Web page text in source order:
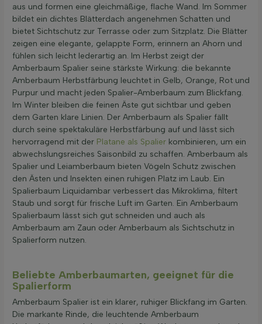
aus und formen eine gleichmäßige, flache Wand. Im Sommer
bildet ein dichtes Blätterdach angenehmen Schatten und
bietet Sichtschutz zur Terrasse oder zum Sitzplatz. Die Blätter
zeigen eine elegante, gelappte Form, erinnern an Ahorn und
fühlen sich leicht lederartig an. Im Herbst zeigt der
Amberbaum Spalier seine stärkste Wirkung: die bekannte
Amberbaum Herbstfärbung leuchtet in Gelb, Orange, Rot und
Purpur und macht jeden Spalier-Amberbaum zum Blickfang.
Im Winter bleiben die feinen Äste gut sichtbar und geben
dem Garten klare Linien. Der Amberbaum als Spalier fällt
durch seine spektakuläre Herbstfärbung auf und lässt sich
hervorragend mit der Platane als Spalier kombinieren, um ein
abwechslungsreiches Saisonbild zu schaffen. Amberbaum als
Spalier und Leiamberbaum bieten Vögeln Schutz zwischen
den Ästen und Insekten einen ruhigen Platz im Laub. Ein
Spalierbaum Liquidambar verbessert das Mikroklima, filtert
Staub und sorgt für frische Luft im Garten. Ein Amberbaum
Spalierbaum lässt sich gut schneiden und auch als
Amberbaum am Zaun oder Amberbaum als Sichtschutz in
Spalierform nutzen.
Beliebte Amberbaumarten, geeignet für die
Spalierform
Amberbaum Spalier ist ein klarer, ruhiger Blickfang im Garten.
Die markante Rinde, die leuchtende Amberbaum